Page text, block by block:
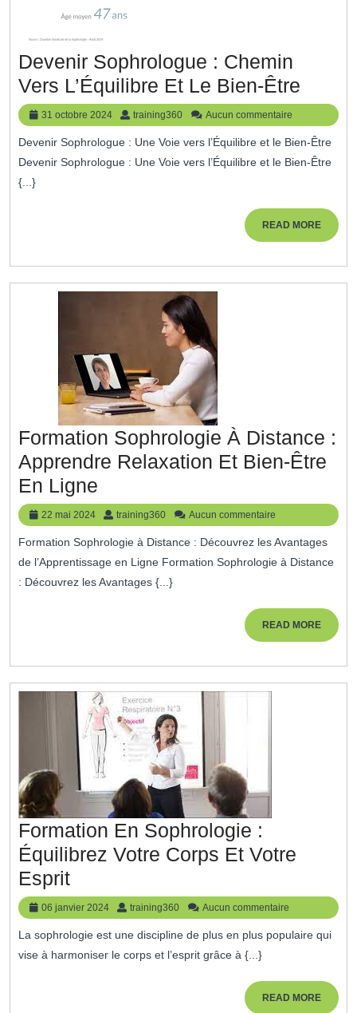
Devenir Sophrologue : Chemin
Vers L’Équilibre Et Le Bien-Être
:
Et
31 octobre 2024
31
octobre
2024
training360 training360
Aucun commentaire
Devenir Sophrologue : Une Voie vers l’Équilibre et le Bien-Être
Devenir Sophrologue : Une Voie vers l’Équilibre et le Bien-Être
{...}
READ MOREREAD
MORE
Formation Sophrologie À Distance :
Apprendre Relaxation Et Bien-Être
En Ligne
Sophrologie
À
Distance
:
Être
En
Ligne
22 mai 2024
22
mai
2024
training360 training360
Aucun commentaire
Formation Sophrologie à Distance : Découvrez les Avantages
de l’Apprentissage en Ligne Formation Sophrologie à Distance
: Découvrez les Avantages {...}
READ MOREREAD
MORE
Formation En Sophrologie :
Équilibrez Votre Corps Et Votre
EspritFormation
En
Sophrologie
:
06 janvier 2024
06
janvier
2024
training360 training360
Aucun commentaire
La sophrologie est une discipline de plus en plus populaire qui
vise à harmoniser le corps et l’esprit grâce à {...}
READ MOREREAD